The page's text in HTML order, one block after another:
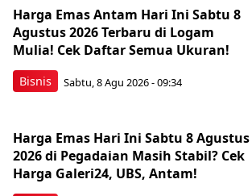
Bisnis
Harga Emas Antam Hari Ini Sabtu 8
Agustus 2026 Terbaru di Logam
Mulia! Cek Daftar Semua Ukuran!
Sabtu, 8 Agu 2026 - 09:34
Harga Emas Hari Ini Sabtu 8 Agustus
2026 di Pegadaian Masih Stabil? Cek
Harga Galeri24, UBS, Antam!